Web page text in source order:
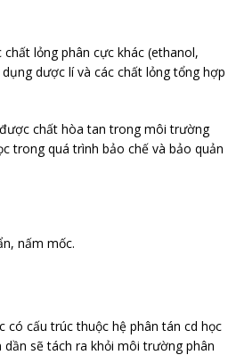
lỏng phân cực khác (ethanol,
dược lí và các chất lỏng tổng hợp
chất hòa tan trong môi trường
trong quá trình bảo chế và bảo quản
nấm mốc.
có cấu trúc thuộc hệ phân tán cd học
sẽ tách ra khỏi môi trường phân